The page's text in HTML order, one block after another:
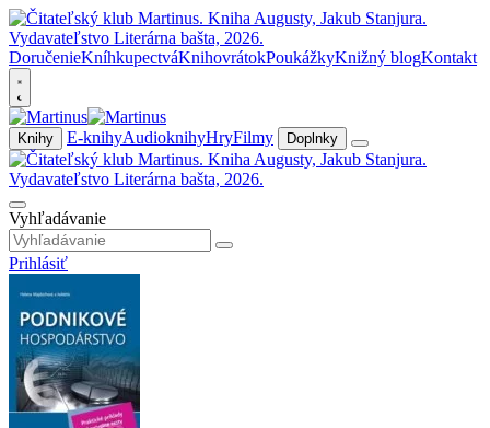
DoručenieKníhkupectváKnihovrátokPoukážkyKnižný blogKontakt
Knihy E-knihyAudioknihyHryFilmy Doplnky
Vyhľadávanie
Prihlásiť